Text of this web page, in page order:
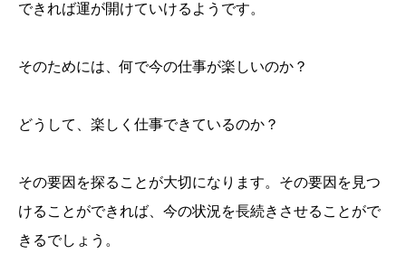
できれば運が開けていけるようです。
そのためには、何で今の仕事が楽しいのか？
どうして、楽しく仕事できているのか？
その要因を探ることが大切になります。その要因を見つ
けることができれば、今の状況を長続きさせることがで
きるでしょう。